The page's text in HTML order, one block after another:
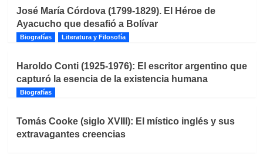
José María Córdova (1799-1829). El Héroe de
Ayacucho que desafió a Bolívar
Biografías Literatura y Filosofía
Haroldo Conti (1925-1976): El escritor argentino que
capturó la esencia de la existencia humana
Biografías
Tomás Cooke (siglo XVIII): El místico inglés y sus
extravagantes creencias